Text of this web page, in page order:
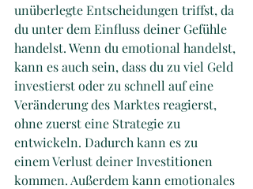
unüberlegte Entscheidungen triffst, da
du unter dem Einfluss deiner Gefühle
handelst. Wenn du emotional handelst,
kann es auch sein, dass du zu viel Geld
investierst oder zu schnell auf eine
Veränderung des Marktes reagierst,
ohne zuerst eine Strategie zu
entwickeln. Dadurch kann es zu
einem Verlust deiner Investitionen
kommen. Außerdem kann emotionales